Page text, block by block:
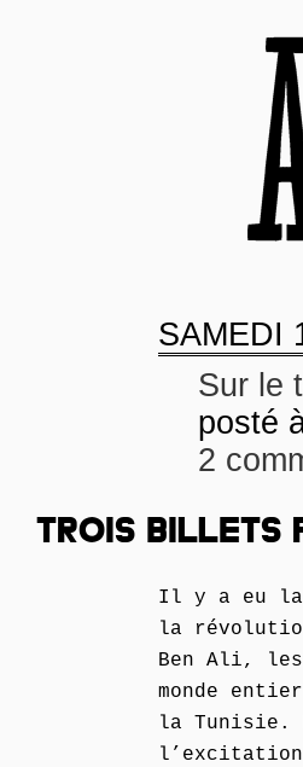
SAMEDI
Sur le
posté
2
TROIS BILLETS
Il y a eu
la
Ben Ali, les
monde
la Tunisie.
l’excitation